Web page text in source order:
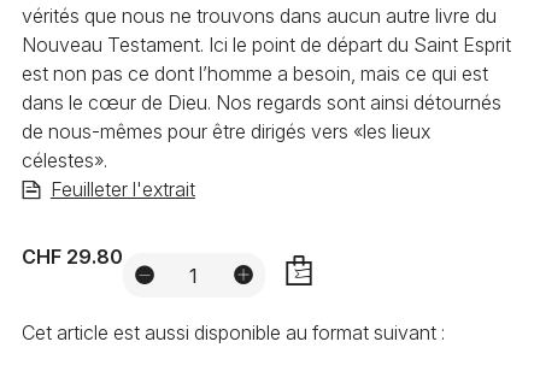
vérités que nous ne trouvons dans aucun autre livre du
Nouveau Testament. Ici le point de départ du Saint Esprit
est non pas ce dont l’homme a besoin, mais ce qui est
dans le cœur de Dieu. Nos regards sont ainsi détournés
de nous-mêmes pour être dirigés vers «les lieux
célestes».
Feuilleter l'extrait
CHF 29.80
Cet article est aussi disponible au format suivant :